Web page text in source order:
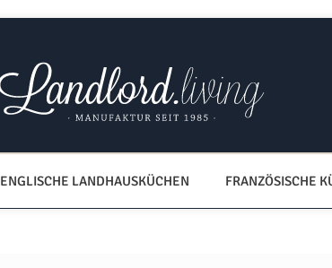
ENGLISCHE LANDHAUSKÜCHEN FRANZÖSISCHE